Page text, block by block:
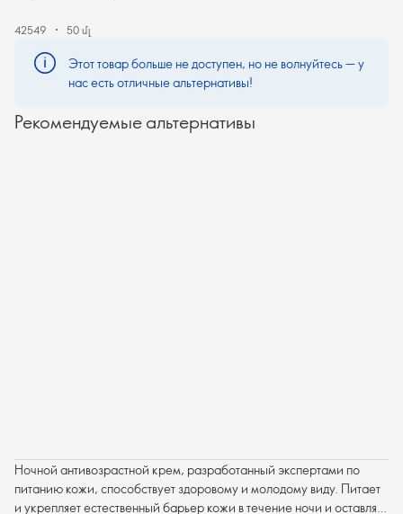
42549 50 մլ
Этот товар больше не доступен, но не волнуйтесь — у
нас есть отличные альтернативы!
Рекомендуемые альтернативы
Ночной антивозрастной крем, разработанный экспертами по
питанию кожи, способствует здоровому и молодому виду. Питает
и укрепляет естественный барьер кожи в течение ночи и оставляет